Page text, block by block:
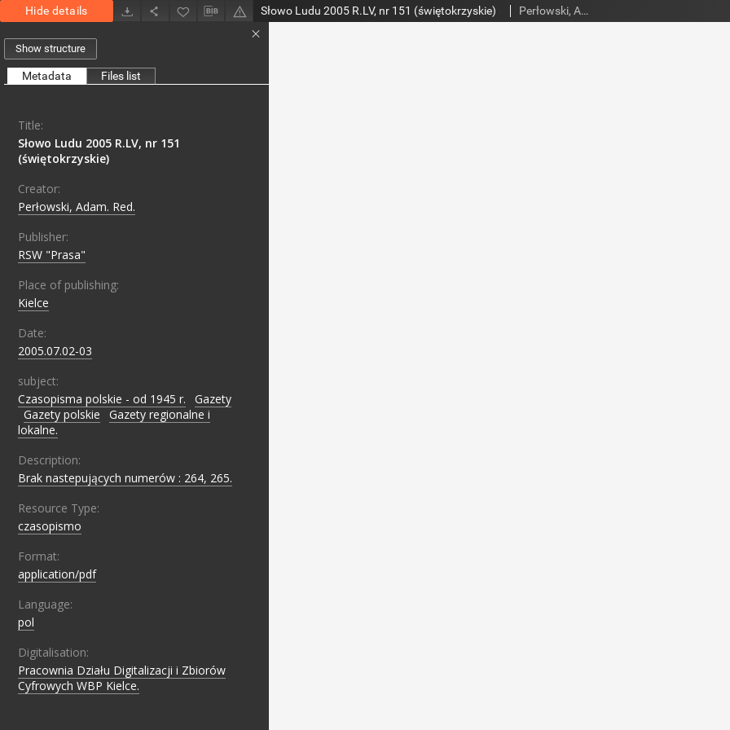
Hide details Słowo Ludu 2005 R.LV, nr 151 (świętokrzyskie) Perłowski, Adam. Red.
Show structure
Metadata Files list
Title:
Słowo Ludu 2005 R.LV, nr 151
(świętokrzyskie)
Creator:
Perłowski, Adam. Red.
Publisher:
RSW "Prasa"
Place of publishing:
Kielce
Date:
2005.07.02-03
subject:
Czasopisma polskie - od 1945 r.
Gazety
Gazety polskie
Gazety regionalne i
lokalne.
Description:
Brak nastepujących numerów : 264, 265.
Resource Type:
czasopismo
Format:
application/pdf
Language:
pol
Digitalisation:
Pracownia Działu Digitalizacji i Zbiorów
Cyfrowych WBP Kielce.